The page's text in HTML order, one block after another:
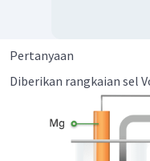
Pertanyaan
Diberikan rangkaian sel